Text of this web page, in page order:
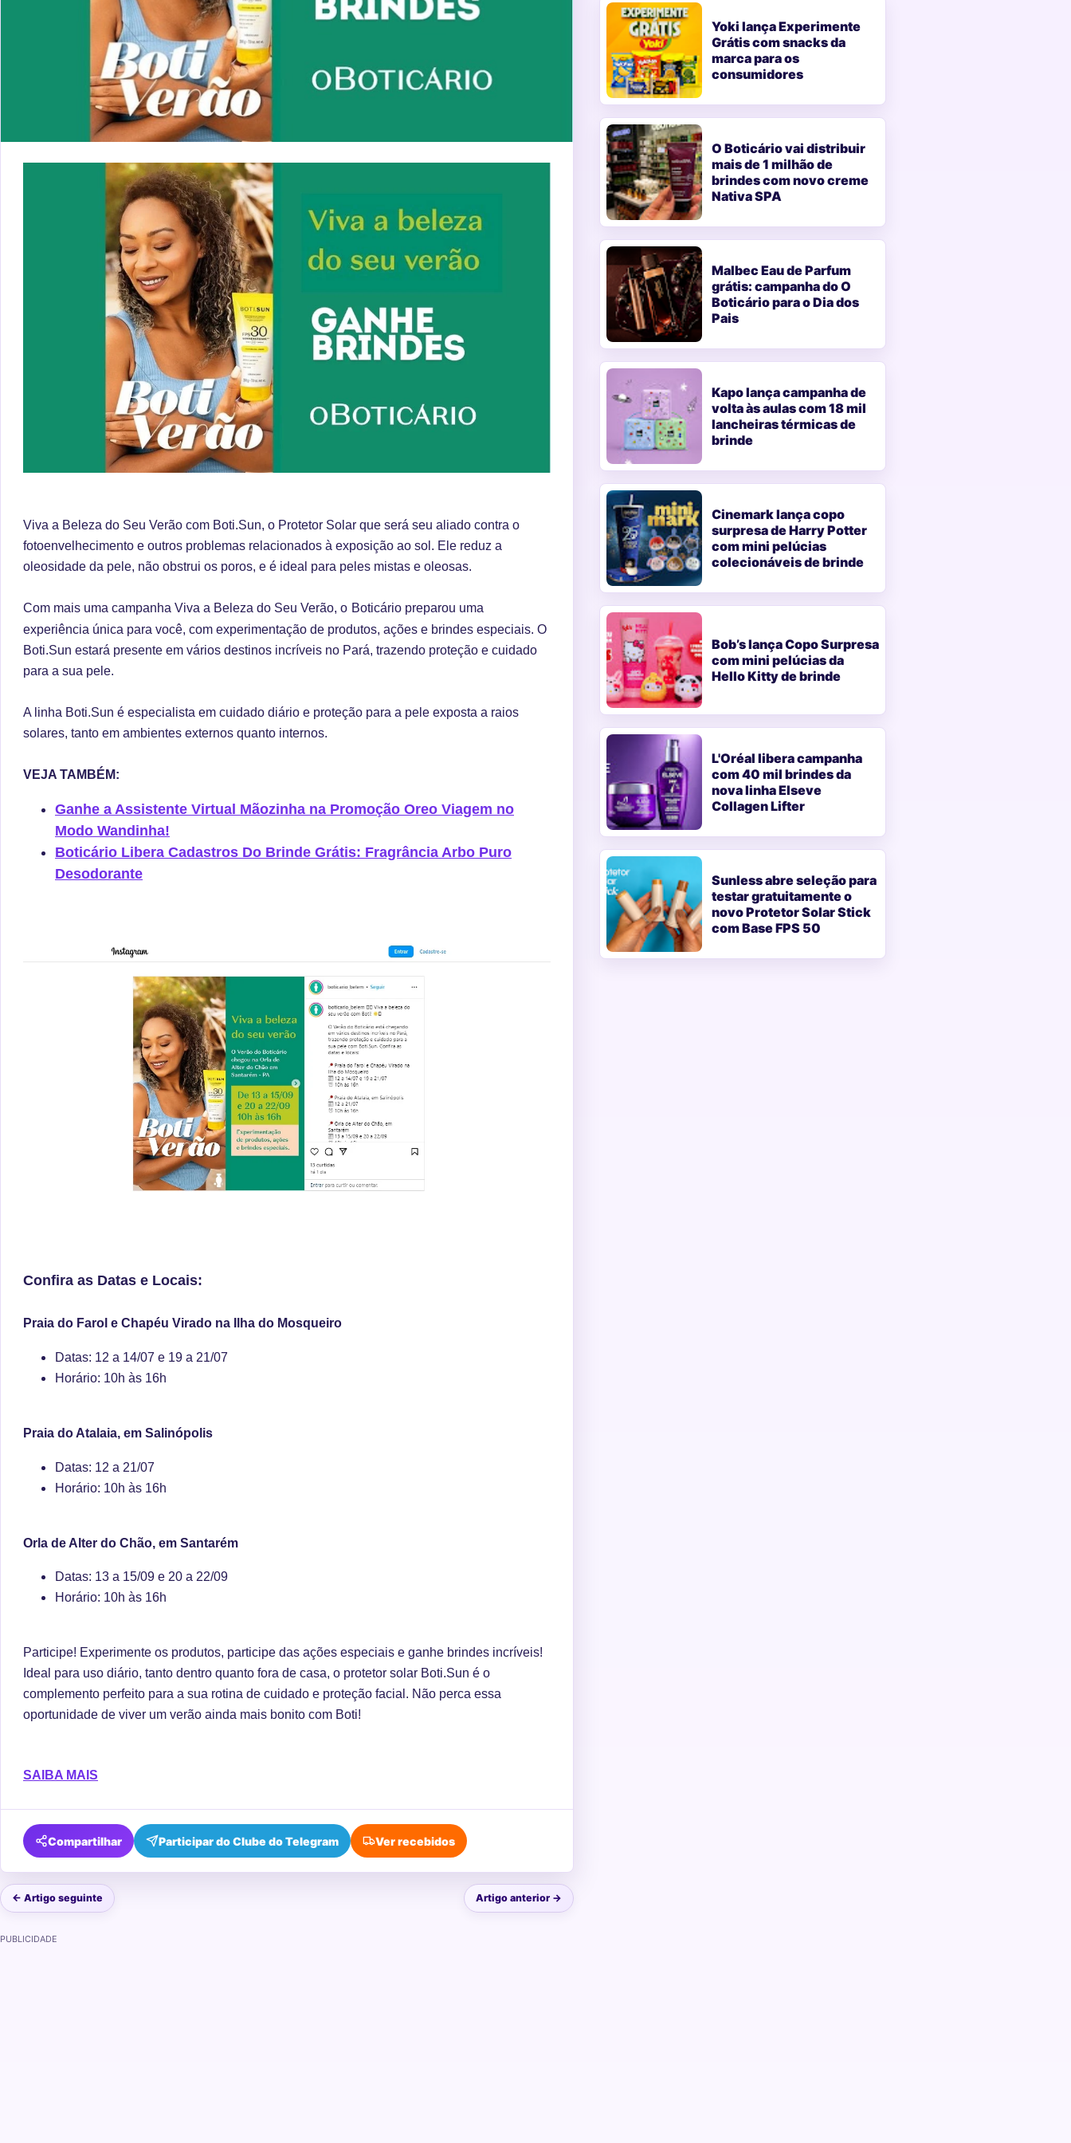
Viva a Beleza do Seu Verão com Boti.Sun, o Protetor Solar que será seu aliado contra o
fotoenvelhecimento e outros problemas relacionados à exposição ao sol. Ele reduz a
oleosidade da pele, não obstrui os poros, e é ideal para peles mistas e oleosas.
Com mais uma campanha Viva a Beleza do Seu Verão, o Boticário preparou uma
experiência única para você, com experimentação de produtos, ações e brindes especiais. O
Boti.Sun estará presente em vários destinos incríveis no Pará, trazendo proteção e cuidado
para a sua pele.
A linha Boti.Sun é especialista em cuidado diário e proteção para a pele exposta a raios
solares, tanto em ambientes externos quanto internos.
VEJA TAMBÉM:
Ganhe a Assistente Virtual Mãozinha na Promoção Oreo Viagem no
Modo Wandinha!
Boticário Libera Cadastros Do Brinde Grátis: Fragrância Arbo Puro
Desodorante
Confira as Datas e Locais:
Praia do Farol e Chapéu Virado na Ilha do Mosqueiro
Datas: 12 a 14/07 e 19 a 21/07
Horário: 10h às 16h
Praia do Atalaia, em Salinópolis
Datas: 12 a 21/07
Horário: 10h às 16h
Orla de Alter do Chão, em Santarém
Datas: 13 a 15/09 e 20 a 22/09
Horário: 10h às 16h
Participe! Experimente os produtos, participe das ações especiais e ganhe brindes incríveis!
Ideal para uso diário, tanto dentro quanto fora de casa, o protetor solar Boti.Sun é o
complemento perfeito para a sua rotina de cuidado e proteção facial. Não perca essa
oportunidade de viver um verão ainda mais bonito com Boti!
SAIBA MAIS
Compartilhar Participar do Clube do Telegram Ver recebidos
← Artigo seguinte Artigo anterior →
Yoki lança Experimente
Grátis com snacks da
marca para os
consumidores
O Boticário vai distribuir
mais de 1 milhão de
brindes com novo creme
Nativa SPA
Malbec Eau de Parfum
grátis: campanha do O
Boticário para o Dia dos
Pais
Kapo lança campanha de
volta às aulas com 18 mil
lancheiras térmicas de
brinde
Cinemark lança copo
surpresa de Harry Potter
com mini pelúcias
colecionáveis de brinde
Bob’s lança Copo Surpresa
com mini pelúcias da
Hello Kitty de brinde
L'Oréal libera campanha
com 40 mil brindes da
nova linha Elseve
Collagen Lifter
Sunless abre seleção para
testar gratuitamente o
novo Protetor Solar Stick
com Base FPS 50
PUBLICIDADE